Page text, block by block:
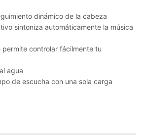
dinámico de la cabeza
sintoniza automáticamente la música
permite controlar fácilmente tu
agua
de escucha con una sola carga